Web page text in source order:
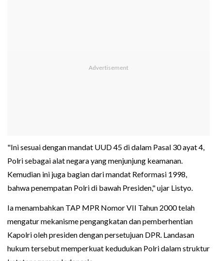
"Ini sesuai dengan mandat UUD 45 di dalam Pasal 30 ayat 4,
Polri sebagai alat negara yang menjunjung keamanan.
Kemudian ini juga bagian dari mandat Reformasi 1998,
bahwa penempatan Polri di bawah Presiden," ujar Listyo.
Ia menambahkan TAP MPR Nomor VII Tahun 2000 telah
mengatur mekanisme pengangkatan dan pemberhentian
Kapolri oleh presiden dengan persetujuan DPR. Landasan
hukum tersebut memperkuat kedudukan Polri dalam struktur